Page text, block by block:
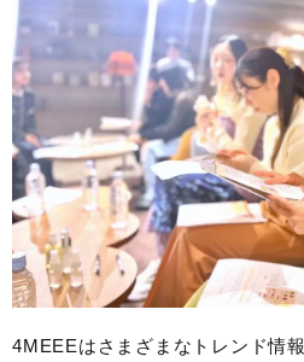
4MEEEはさまざまなトレンド情